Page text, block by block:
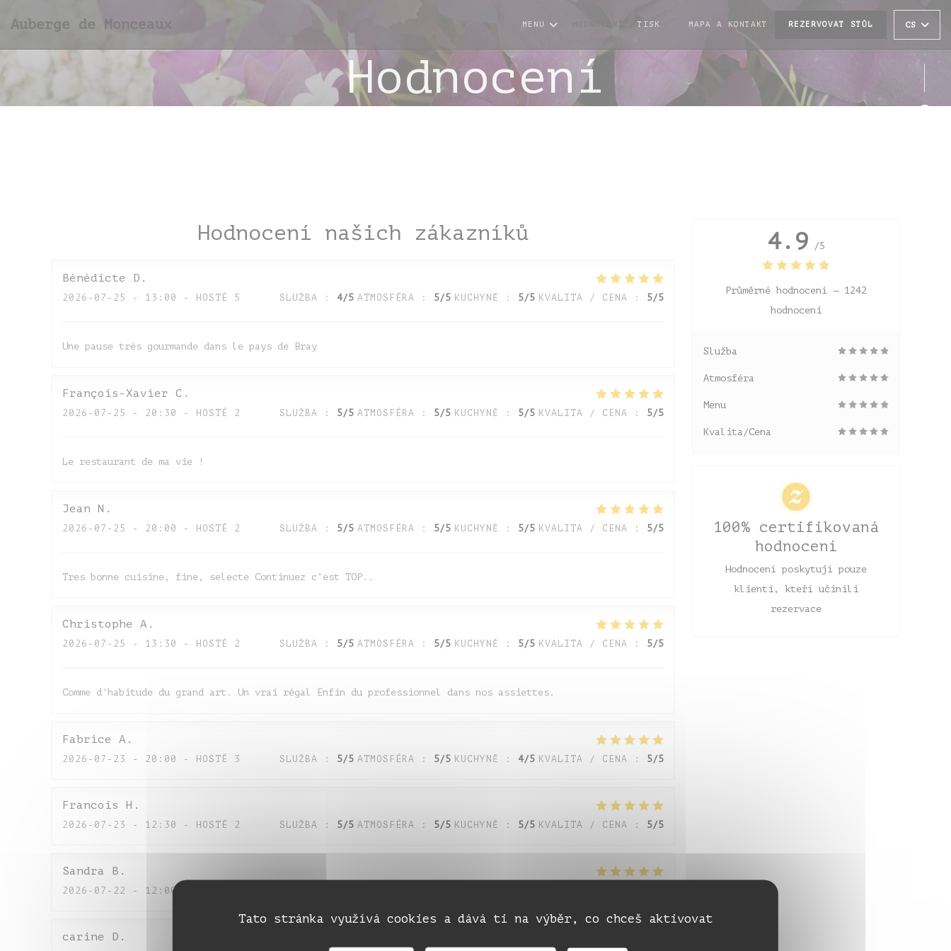
Tato stránka využívá cookies a dává ti na výběr, co chceš aktivovat
Auberge de Monceaux MENU TISK MAPA A KONTAKT REZERVOVAT STŮL CS
Hodnocení
Hodnocení našich zákazníků
Bénédicte D
2026-07-25 - 13:00 - HOSTÉ 5 SLUŽBA : 4/5 ATMOSFÉRA : 5/5 KUCHYNĚ : 5/5 KVALITA / CENA : 5/5
Une pause très gourmande dans le pays de Bray
François-Xavier C
2026-07-25 - 20:30 - HOSTÉ 2 SLUŽBA : 5/5 ATMOSFÉRA : 5/5 KUCHYNĚ : 5/5 KVALITA / CENA : 5/5
Le restaurant de ma vie !
Jean N
2026-07-25 - 20:00 - HOSTÉ 2 SLUŽBA : 5/5 ATMOSFÉRA : 5/5 KUCHYNĚ : 5/5 KVALITA / CENA : 5/5
Tres bonne cuisine, fine, selecte Continuez c’est TOP..
Christophe A
2026-07-25 - 13:30 - HOSTÉ 2 SLUŽBA : 5/5 ATMOSFÉRA : 5/5 KUCHYNĚ : 5/5 KVALITA / CENA : 5/5
Comme d'habitude du grand art. Un vrai régal Enfin du professionnel dans nos assiettes.
Fabrice A
2026-07-23 - 20:00 - HOSTÉ 3 SLUŽBA : 5/5 ATMOSFÉRA : 5/5 KUCHYNĚ : 4/5 KVALITA / CENA : 5/5
Francois H
2026-07-23 - 12:30 - HOSTÉ 2 SLUŽBA : 5/5 ATMOSFÉRA : 5/5 KUCHYNĚ : 5/5 KVALITA / CENA : 5/5
Sandra B
2026-07-22 - 12:00 - HOSTÉ 5
carine D
4.9 /5
Průměrné hodnocení — 1242
hodnoceni
Služba
Atmosféra
Menu
Kvalita/Cena
100% certifikovaná
hodnocení
Hodnocení poskytují pouze
klienti, kteří učinili
rezervace